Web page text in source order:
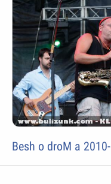
Besh o droM a 2010-